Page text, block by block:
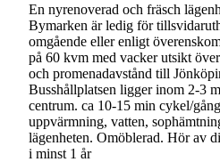
En nyrenoverad och fräsch
Bymarken är ledig för
omgående eller enligt
på 60 kvm med vacker utsikt
och promenadavstånd till
Busshållplatsen ligger inom 2-3
centrum. ca 10-15 min cykel/
uppvärmning, vatten,
lägenheten. Omöblerad. Hör av
i minst 1 år